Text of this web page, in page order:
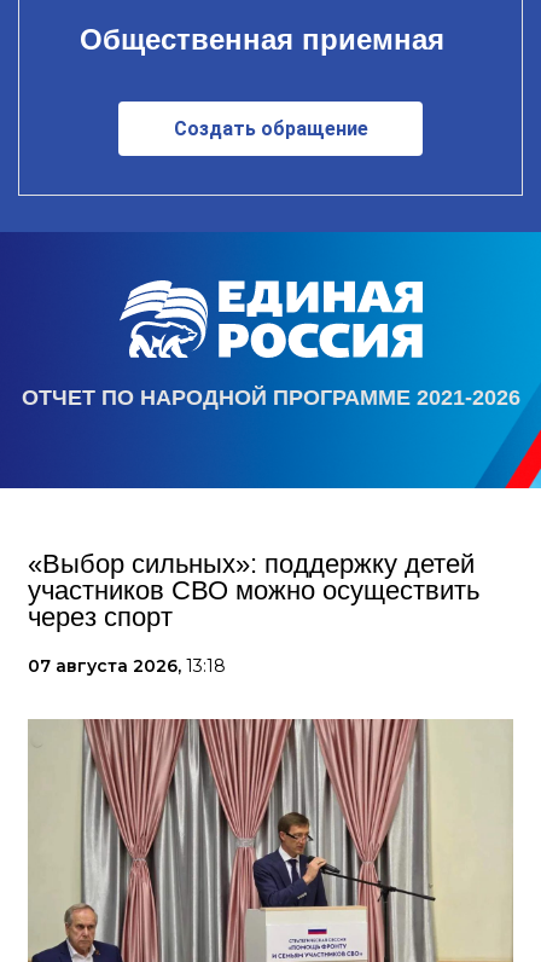
Общественная приемная
Создать обращение
ОТЧЕТ ПО НАРОДНОЙ ПРОГРАММЕ 2021-2026
«Выбор сильных»: поддержку детей
участников СВО можно осуществить
через спорт
07 августа 2026, 13:18